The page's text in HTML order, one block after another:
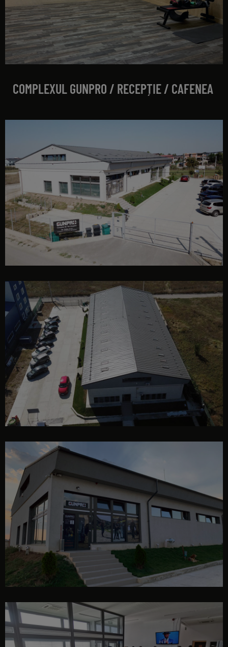
COMPLEXUL GUNPRO / RECEPȚIE / CAFENEA
exterior poligon
exterior poligon
intrare poligon